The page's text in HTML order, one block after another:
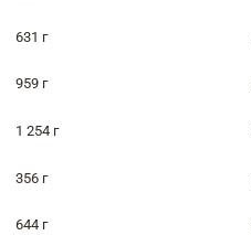
631 г
959 г
1 254 г
356 г
644 г